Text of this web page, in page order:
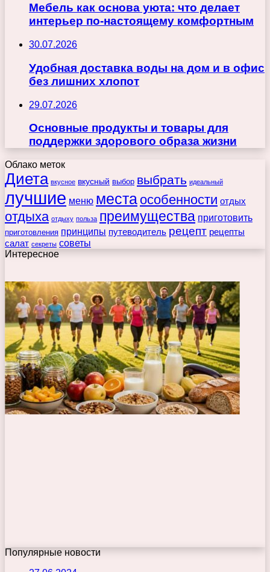
Мебель как основа уюта: что делает
интерьер по-настоящему комфортным
30.07.2026
Удобная доставка воды на дом и в офис
без лишних хлопот
29.07.2026
Основные продукты и товары для
поддержки здорового образа жизни
Облако меток
Диета вкусное вкусный выбор выбрать идеальный
лучшие меню места особенности отдых
отдыха отдыху польза преимущества приготовить
приготовления принципы путеводитель рецепт рецепты
салат секреты советы
Интересное
Популярные новости